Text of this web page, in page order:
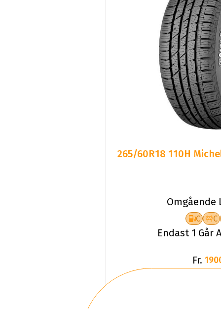
265/60R18 110H
Omgående
C C
Endast 1 Går
Fr.